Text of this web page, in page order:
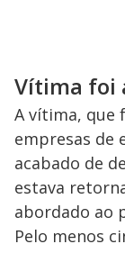
Vítima foi
A vítima, que
empresas de
acabado de
estava
abordado ao
Pelo menos